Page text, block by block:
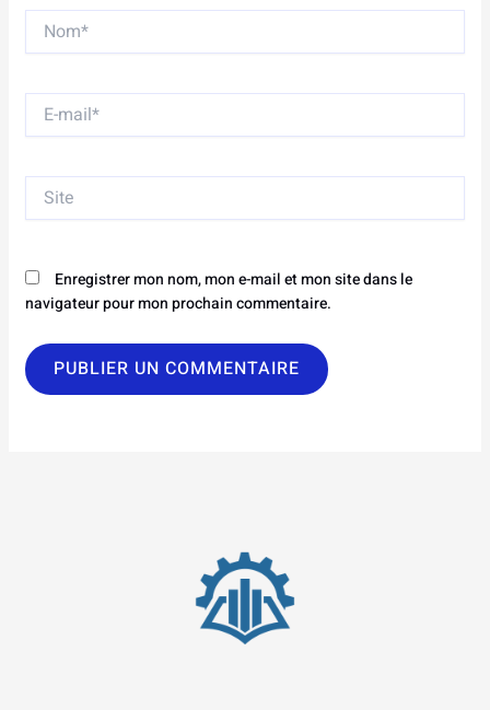
Nom*
mail*
Site
Enregistrer mon nom, mon e-mail et mon site dans le
navigateur pour mon prochain commentaire.